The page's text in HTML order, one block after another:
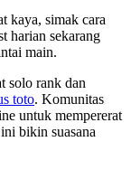
kaya, simak cara
harian sekarang
main.
solo rank dan
toto. Komunitas
untuk mempererat
bikin suasana